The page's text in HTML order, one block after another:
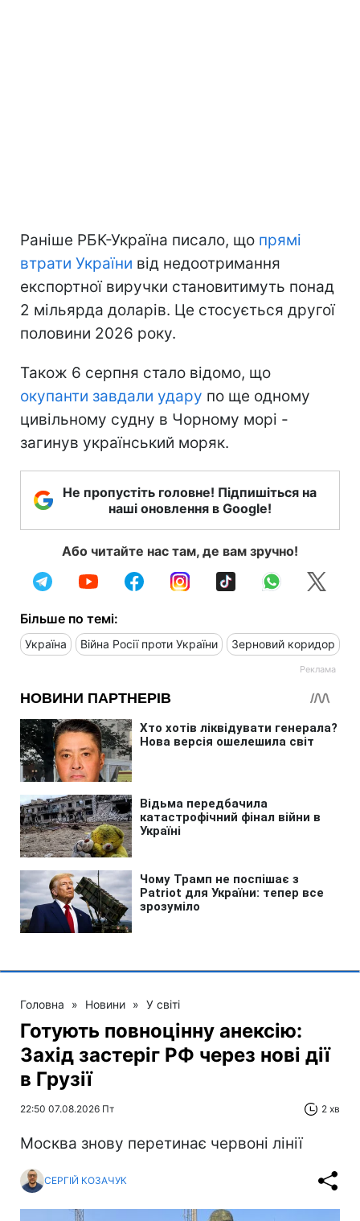
Раніше РБК-Україна писало, що прямі
втрати України від недоотримання
експортної виручки становитимуть понад
2 мільярда доларів. Це стосується другої
половини 2026 року.
Також 6 серпня стало відомо, що
окупанти завдали удару по ще одному
цивільному судну в Чорному морі -
загинув український моряк.
Не пропустіть головне! Підпишіться на
наші оновлення в Google!
Або читайте нас там, де вам зручно!
Більше по темі:
Україна Війна Росії проти України Зерновий коридор
Головна » Новини » У світі
Готують повноцінну анексію:
Захід застеріг РФ через нові дії
в Грузії
22:50 07.08.2026 Пт 2 хв
Москва знову перетинає червоні лінії
СЕРГІЙ КОЗАЧУК